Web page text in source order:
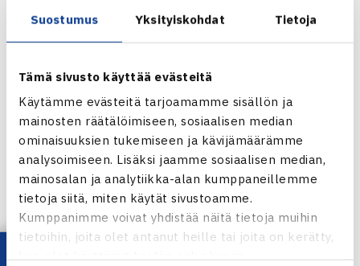
Suostumus Yksityiskohdat Tietoja
Tämä sivusto käyttää evästeitä
Käytämme evästeitä tarjoamamme sisällön ja
mainosten räätälöimiseen, sosiaalisen median
ominaisuuksien tukemiseen ja kävijämäärämme
analysoimiseen. Lisäksi jaamme sosiaalisen median,
mainosalan ja analytiikka-alan kumppaneillemme
tietoja siitä, miten käytät sivustoamme.
Kumppanimme voivat yhdistää näitä tietoja muihin
tietoihin, joita olet antanut heille tai joita on kerätty,
Miesten Tennisliigassa 2021-2022 pelaavat Smash, TaTS,
TEHO SPORT TENNISLIIGAN KOTISIVUT
ETS – JTS 3-2
Jason Sormunen – Patrick Ahonen 6-2, 7-5
Oliver Saarinen – Lauri Leskinen 0-6, 6-7
Max Alopaeus – Roope Heino 3-6, 6-3, 10-5
Tommi Luhtala/Jukka Luhtala – Patrick
Ahonen/Jussipekka Salo 5-7, 7-6, 10-5
Saarinen/Sormunen – Leskinen/Heino 6-4, 4-6, 7-10